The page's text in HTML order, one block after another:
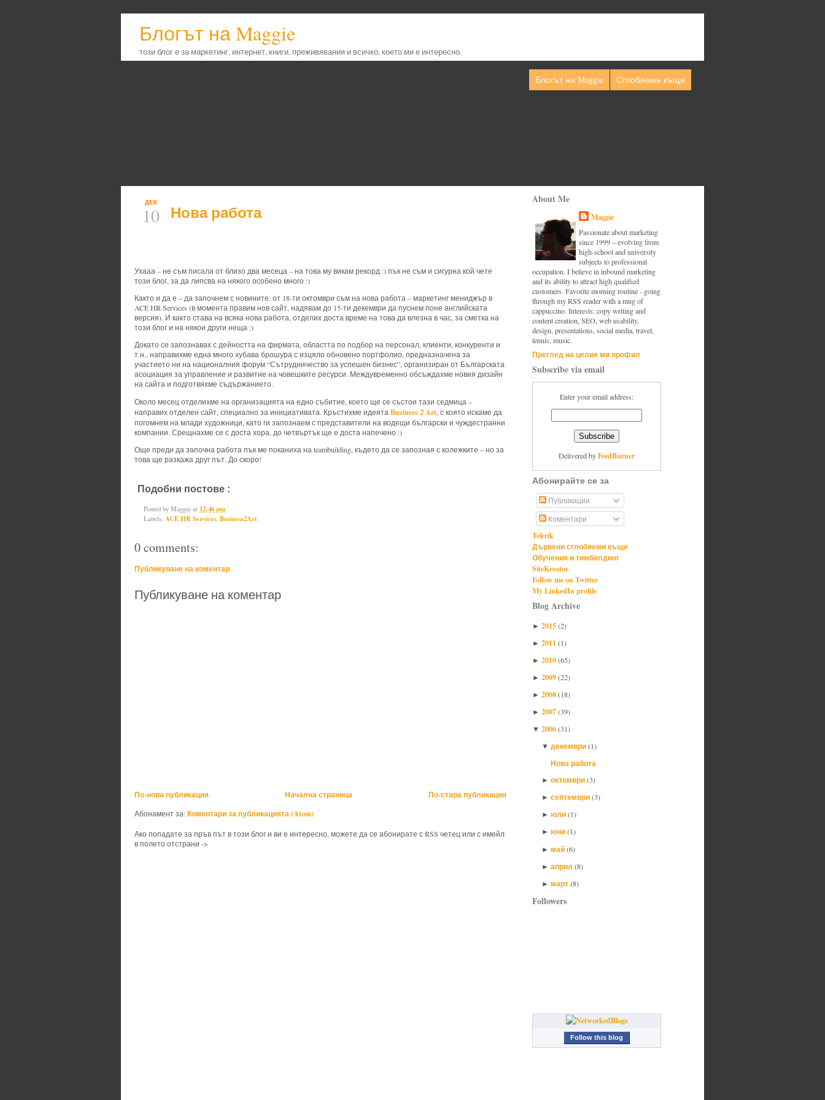
Блогът на Maggie
този блог е за маркетинг, интернет, книги, преживявания и всичко, което ми е интересно.
Блогът на Maggie Сглобяеми къщи
ДЕК
10 Нова работа
Ухааа – не съм писала от близо два месеца – на това му викам рекорд :) пък не съм и сигурна кой чете
този блог, за да липсва на някого особено много :)
Както и да е – да започнем с новините: от 18-ти октомври съм на нова работа – маркетинг мениджър в
ACEHRServices (в момента правим нов сайт, надявам до 15-ти декември да пуснем поне английската
версия). И както става на всяка нова работа, отделих доста време на това да влезна в час, за сметка на
този блог и на някои други неща :)
Докато се запознавах с дейността на фирмата, областта по подбор на персонал, клиенти, конкуренти и
т.н., направихме една много хубава брошура с изцяло обновено портфолио, предназначена за
участието ни на националния форум “Сътрудничество за успешен бизнес”, организиран от Българската
асоциация за управление и развитие на човешките ресурси. Междувременно обсъждахме новия дизайн
на сайта и подготвяхме съдържанието.
Около месец отделихме на организацията на едно събитие, което ще се състои тази седмица –
направих отделен сайт, специално за инициативата. Кръстихме идеята Business2 Art, с която искаме да
погомнем на млади художници, като ги запознаем с представители на водещи български и чуждестранни
компании. Срещнахме се с доста хора, до четвъртък ще е доста напечено :)
Още преди да започна работа пък ме поканиха на teambuilding, където да се запозная с колежките – но за
това ще разкажа друг път. До скоро!
Подобни постове :
Posted by Maggie at 12:46 pm
Labels: ACE HR Services Business2Art
0 comments:
Публикуване на коментар
Публикуване на коментар
По-нова публикация По-стара публикация
Начална страница
Абонамент за:Коментари за публикацията (Atom)
Ако попадате за пръв път в този блог и ви е интересно, можете да се абонирате с RSS четец или с имейл
в полето отстрани ->
About Me
Maggie
Passionate about marketing
since 1999 – evolving from
high-school and university
subjects to professional
occupation. I believe in inbound marketing
and its ability to attract high qualified
customers. Favorite morning routine - going
through my RSS reader with a mug of
cappuccino. Interests: copy writing and
content creation, SEO, web usability,
design, presentations, social media, travel,
tennis, music.
Преглед на целия ми профил
Subscribe via email
Enter your email address:
Delivered byFeedBurner
Абонирайте се за
Публикации
Коментари
Telerik
Дървени сглобяеми къщи
Обучения и тимбилдинг
SiteKreator
Follow me on Twitter
My LinkedIn profile
Blog Archive
► 2015(2)
► 2011(1)
► 2010(65)
► 2009(22)
► 2008(18)
► 2007(39)
▼ 2006(31)
▼ декември(1)
Нова работа
► октомври(3)
► септември(3)
► юли(1)
► юни(1)
► май(6)
► април (8)
► март(8)
Followers
Follow this blog